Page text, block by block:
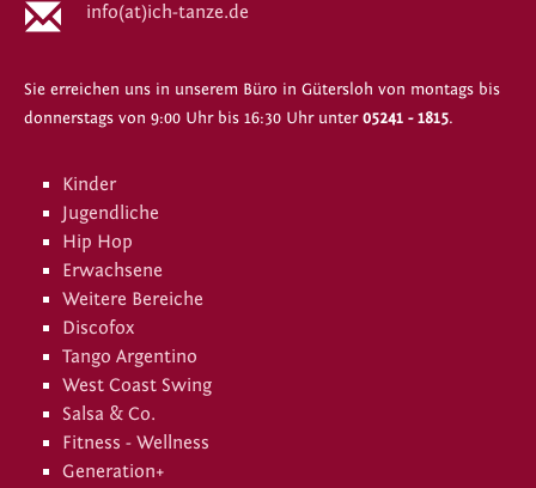
info(at)ich-tanze.de
Sie erreichen uns in unserem Büro in Gütersloh von montags bis
donnerstags von 9:00 Uhr bis 16:30 Uhr unter05241 - 1815.
Kinder
Jugendliche
Hip Hop
Erwachsene
Weitere Bereiche
Discofox
Tango Argentino
West Coast Swing
Salsa & Co.
Fitness - Wellness
Generation+